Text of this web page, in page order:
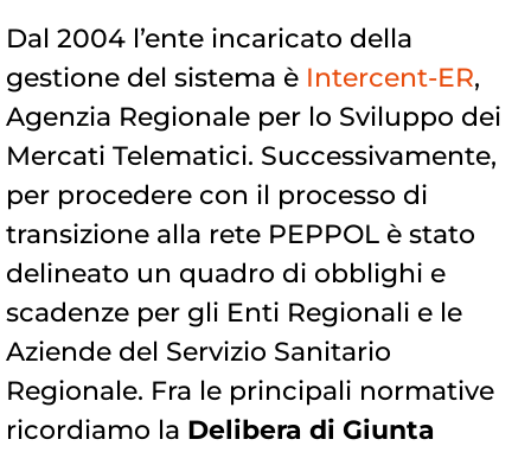
Dal 2004 l’ente incaricato della
gestione del sistema è Intercent-ER,
Agenzia Regionale per lo Sviluppo dei
Mercati Telematici. Successivamente,
per procedere con il processo di
transizione alla rete PEPPOL è stato
delineato un quadro di obblighi e
scadenze per gli Enti Regionali e le
Aziende del Servizio Sanitario
Regionale. Fra le principali normative
ricordiamo la Delibera di Giunta